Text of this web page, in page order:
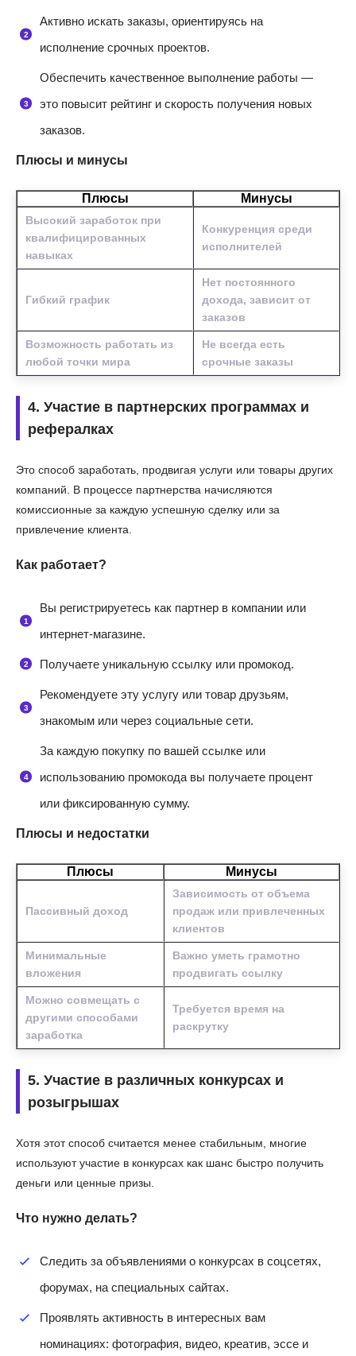
Активно искать заказы, ориентируясь на
исполнение срочных проектов.
Обеспечить качественное выполнение работы —
это повысит рейтинг и скорость получения новых
заказов.
Плюсы и минусы
Плюсы Минусы
Высокий заработок при
квалифицированных
навыках
Конкуренция среди
исполнителей
Гибкий график
Нет постоянного
дохода, зависит от
заказов
Возможность работать из
любой точки мира
Не всегда есть
срочные заказы
4. Участие в партнерских программах и
рефералках
Это способ заработать, продвигая услуги или товары других
компаний. В процессе партнерства начисляются
комиссионные за каждую успешную сделку или за
привлечение клиента.
Как работает?
Вы регистрируетесь как партнер в компании или
интернет-магазине.
Получаете уникальную ссылку или промокод.
Рекомендуете эту услугу или товар друзьям,
знакомым или через социальные сети.
За каждую покупку по вашей ссылке или
использованию промокода вы получаете процент
или фиксированную сумму.
Плюсы и недостатки
Плюсы Минусы
Пассивный доход
Зависимость от объема
продаж или привлеченных
клиентов
Минимальные
вложения
Важно уметь грамотно
продвигать ссылку
Можно совмещать с
другими способами
заработка
Требуется время на
раскрутку
5. Участие в различных конкурсах и
розыгрышах
Хотя этот способ считается менее стабильным, многие
используют участие в конкурсах как шанс быстро получить
деньги или ценные призы.
Что нужно делать?
Следить за объявлениями о конкурсах в соцсетях,
форумах, на специальных сайтах.
Проявлять активность в интересных вам
номинациях: фотография, видео, креатив, эссе и